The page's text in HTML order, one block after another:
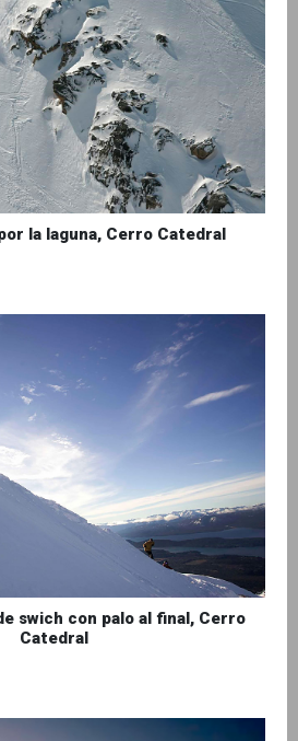
la laguna, Cerro Catedral
swich con palo al final, Cerro
Catedral